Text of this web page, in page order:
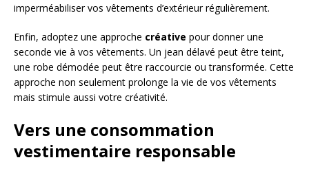
imperméabiliser vos vêtements d’extérieur régulièrement.
Enfin, adoptez une approche créative pour donner une
seconde vie à vos vêtements. Un jean délavé peut être teint,
une robe démodée peut être raccourcie ou transformée. Cette
approche non seulement prolonge la vie de vos vêtements
mais stimule aussi votre créativité.
Vers une consommation
vestimentaire responsable